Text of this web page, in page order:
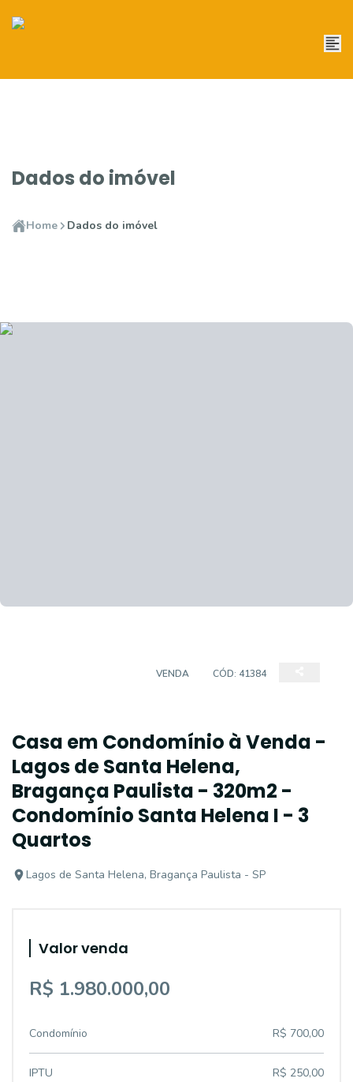
Dados do imóvel
Home Dados do imóvel
VENDA CÓD: 41384
Casa em Condomínio à Venda -
Lagos de Santa Helena,
Bragança Paulista - 320m2 -
Condomínio Santa Helena I - 3
Quartos
Lagos de Santa Helena, Bragança Paulista - SP
Valor venda
R$ 1.980.000,00
Condomínio R$ 700,00
IPTU R$ 250,00